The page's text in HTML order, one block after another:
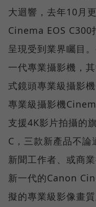
大迴響，去年10月
Cinema EOS C300
呈現受到業界矚目
一代專業攝影機，
式鏡頭專業級攝影
專業級攝影機
支援4K影片拍攝的
C，三款新產品不論
新聞工作者、或商
新一代的Canon
擬的專業級影像畫